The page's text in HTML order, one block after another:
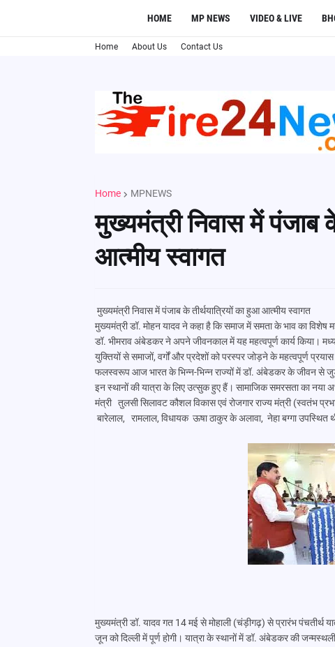
HOME MP NEWS VIDEO & LIVE
Home About Us Contact Us
Home MPNEWS
मुख्यमंत्री निवास में पंजाब
आत्मीय स्वागत
मुख्यमंत्री निवास में पंजाब के तीर्थयात्रियों का हुआ आत्मीय स्वागत
मुख्यमंत्री डॉ. मोहन यादव ने कहा है कि समाज में समता के भाव का विशेष
डॉ. भीमराव अंबेडकर ने अपने जीवनकाल में यह महत्वपूर्ण कार्य किया।
युक्तियों से समाजों, वर्गों और प्रदेशों को परस्पर जोड़ने के महत्वपूर्ण
फलस्वरूप आज भारत के भिन्न-भिन्न राज्यों में डॉ. अंबेडकर के जीवन से जुड़े
इन स्थानों की यात्रा के लिए उत्सुक हुए हैं। सामाजिक समरसता का
मंत्री तुलसी सिलावट कौशल विकास एवं रोजगार राज्य मंत्री (स्वतंभ
बारेलाल, रामलाल, विधायक ऊषा ठाकुर के अलावा, नेहा बग्गा उपस्थित
मुख्यमंत्री डॉ. यादव गत 14 मई से मोहाली (चंड़ीगढ़) से प्रारंभ पंचतीर्थ
जून को दिल्ली में पूर्ण होगी। यात्रा के स्थानों में डॉ. अंबेडकर की